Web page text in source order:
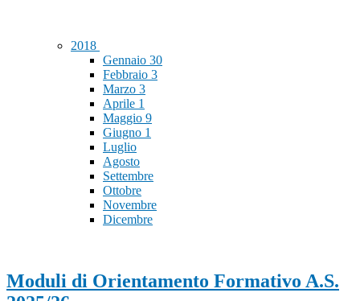
2018
Gennaio 30
Febbraio 3
Marzo 3
Aprile 1
Maggio 9
Giugno 1
Luglio
Agosto
Settembre
Ottobre
Novembre
Dicembre
Moduli di Orientamento Formativo A.S.